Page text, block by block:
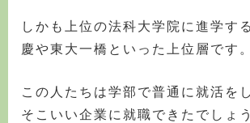
しかも上位の法科大学院に進学す
慶や東大一橋といった上位層です。
この人たちは学部で普通に就活を
そこいい企業に就職できたでしょう